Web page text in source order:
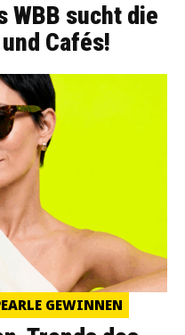
WBB sucht die
Cafés!
GEWINNEN